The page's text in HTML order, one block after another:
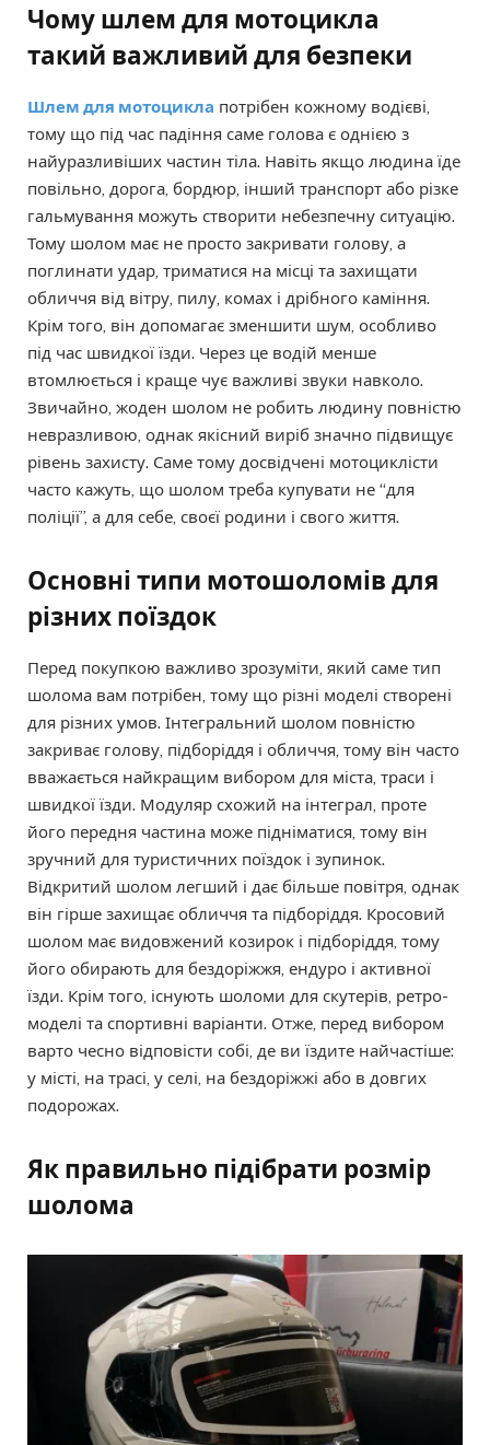
Чому шлем для мотоцикла
такий важливий для безпеки
Шлем для мотоцикла потрібен кожному водієві,
тому що під час падіння саме голова є однією з
найуразливіших частин тіла. Навіть якщо людина їде
повільно, дорога, бордюр, інший транспорт або різке
гальмування можуть створити небезпечну ситуацію.
Тому шолом має не просто закривати голову, а
поглинати удар, триматися на місці та захищати
обличчя від вітру, пилу, комах і дрібного каміння.
Крім того, він допомагає зменшити шум, особливо
під час швидкої їзди. Через це водій менше
втомлюється і краще чує важливі звуки навколо.
Звичайно, жоден шолом не робить людину повністю
невразливою, однак якісний виріб значно підвищує
рівень захисту. Саме тому досвідчені мотоциклісти
часто кажуть, що шолом треба купувати не “для
поліції”, а для себе, своєї родини і свого життя.
Основні типи мотошоломів для
різних поїздок
Перед покупкою важливо зрозуміти, який саме тип
шолома вам потрібен, тому що різні моделі створені
для різних умов. Інтегральний шолом повністю
закриває голову, підборіддя і обличчя, тому він часто
вважається найкращим вибором для міста, траси і
швидкої їзди. Модуляр схожий на інтеграл, проте
його передня частина може підніматися, тому він
зручний для туристичних поїздок і зупинок.
Відкритий шолом легший і дає більше повітря, однак
він гірше захищає обличчя та підборіддя. Кросовий
шолом має видовжений козирок і підборіддя, тому
його обирають для бездоріжжя, ендуро і активної
їзди. Крім того, існують шоломи для скутерів, ретро-
моделі та спортивні варіанти. Отже, перед вибором
варто чесно відповісти собі, де ви їздите найчастіше:
у місті, на трасі, у селі, на бездоріжжі або в довгих
подорожах.
Як правильно підібрати розмір
шолома